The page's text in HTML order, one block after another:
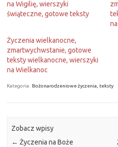
na Wigilię, wierszyki
świąteczne, gotowe teksty
Życzenia wielkanocne,
zmartwychwstanie, gotowe
teksty wielkanocne, wierszyki
na Wielkanoc
Kategoria: Bożonarodzeniowe życzenia, teksty
Zobacz wpisy
← Życzenia na Boże